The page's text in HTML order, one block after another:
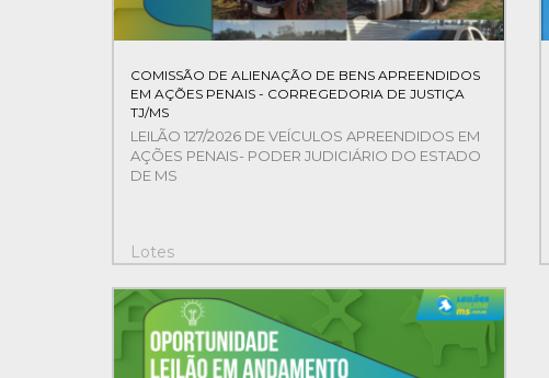
COMISSÃO DE ALIENAÇÃO DE BENS APREENDIDOS
EM AÇÕES PENAIS - CORREGEDORIA DE JUSTIÇA
TJ/MS
LEILÃO 127/2026 DE VEÍCULOS APREENDIDOS EM
AÇÕES PENAIS- PODER JUDICIÁRIO DO ESTADO
DE MS
12
Lotes